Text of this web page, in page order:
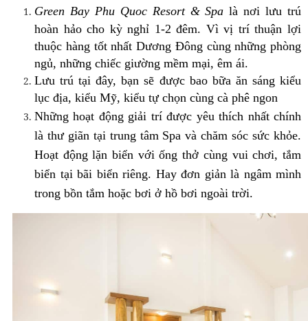
Green Bay Phu Quoc Resort & Spa là nơi lưu trú
hoàn hảo cho kỳ nghỉ 1-2 đêm. Vì vị trí thuận lợi
thuộc hàng tốt nhất Dương Đông cùng những phòng
ngủ, những chiếc giường mềm mại, êm ái.
Lưu trú tại đây, bạn sẽ được bao bữa ăn sáng kiểu
lục địa, kiểu Mỹ, kiểu tự chọn cùng cà phê ngon
Những hoạt động giải trí được yêu thích nhất chính
là thư giãn tại trung tâm Spa và chăm sóc sức khỏe.
Hoạt động lặn biển với ống thở cùng vui chơi, tắm
biển tại bãi biển riêng. Hay đơn giản là ngâm mình
trong bồn tắm hoặc bơi ở hồ bơi ngoài trời.